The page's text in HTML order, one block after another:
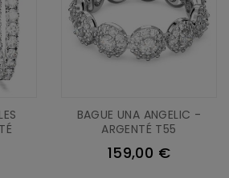
BAGUE UNA ANGELIC -
ARGENTÉ T55
159,00 €